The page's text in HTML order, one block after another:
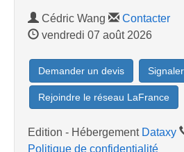
Cédric Wang
Contacter
vendredi 07 août 2026
Demander un devis
Rejoindre le réseau LaFrance
Edition - Hébergement Dataxy
Politique de confidentialité